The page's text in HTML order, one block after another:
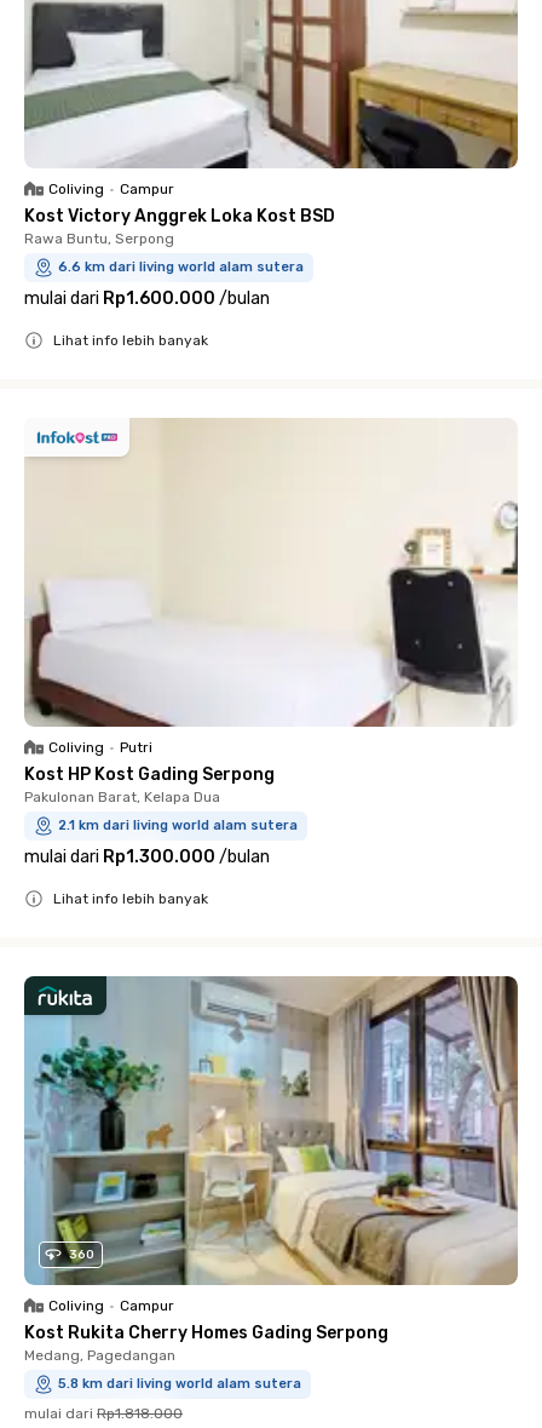
Coliving • Campur
Kost Victory Anggrek Loka Kost BSD
Rawa Buntu, Serpong
6.6 km dari living world alam sutera
mulai dari Rp1.600.000 /bulan
Lihat info lebih banyak
Coliving • Putri
Kost HP Kost Gading Serpong
Pakulonan Barat, Kelapa Dua
2.1 km dari living world alam sutera
mulai dari Rp1.300.000 /bulan
Lihat info lebih banyak
360
Coliving • Campur
Kost Rukita Cherry Homes Gading Serpong
Medang, Pagedangan
5.8 km dari living world alam sutera
mulai dari Rp1.818.000